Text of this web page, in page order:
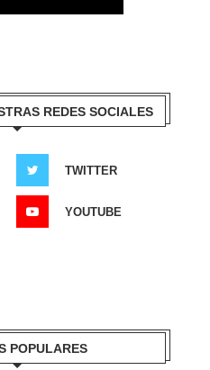
REDES SOCIALES
TWITTER
YOUTUBE
POPULARES